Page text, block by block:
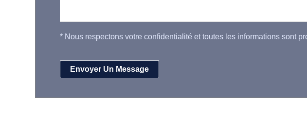
* Nous respectons votre confidentialité et toutes les informations sont